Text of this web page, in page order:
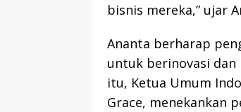
bisnis mereka,” ujar
Ananta berharap
untuk berinovasi
itu, Ketua Umum
Grace, menekankan